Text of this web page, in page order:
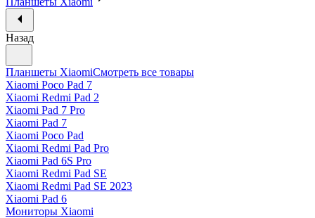
Назад
Планшеты XiaomiСмотреть все товары
Xiaomi Poco Pad 7
Xiaomi Redmi Pad 2
Xiaomi Pad 7 Pro
Xiaomi Pad 7
Xiaomi Poco Pad
Xiaomi Redmi Pad Pro
Xiaomi Pad 6S Pro
Xiaomi Redmi Pad SE
Xiaomi Redmi Pad SE 2023
Xiaomi Pad 6
Мониторы Xiaomi